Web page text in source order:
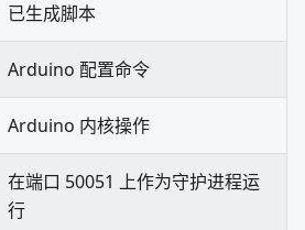
已生成脚本
Arduino 配置命令
Arduino 内核操作
在端口 50051 上作为守护进程运
行